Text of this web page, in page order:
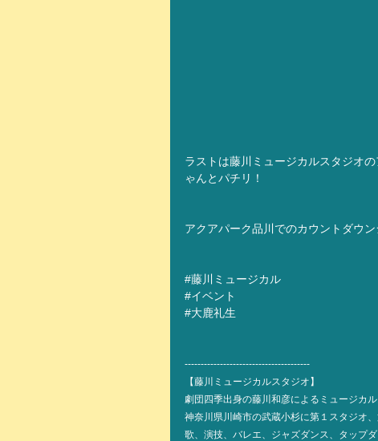
ラストは藤川ミュージカルスタジオ
ゃんとパチリ！
アクアパーク品川でのカウントダウ
#藤川ミュージカル
#イベント
#大鹿礼生
---------------------------------------
【藤川ミュージカルスタジオ】
劇団四季出身の藤川和彦によるミュージカル
神奈川県川崎市の武蔵小杉に第１スタジオ
歌、演技、バレエ、ジャズダンス、タップ